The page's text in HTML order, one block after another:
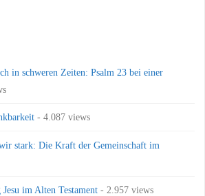
in schweren Zeiten: Psalm 23 bei einer
- 4.087 views
stark: Die Kraft der Gemeinschaft im
im Alten Testament - 2.957 views